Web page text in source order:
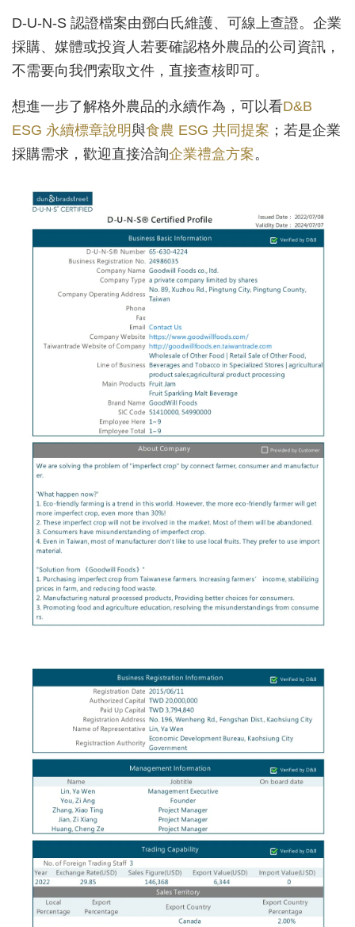
D-U-N-S 認證檔案由鄧白氏維護、可線上查證。企業
採購、媒體或投資人若要確認格外農品的公司資訊，
不需要向我們索取文件，直接查核即可。
想進一步了解格外農品的永續作為，可以看D&B
ESG 永續標章說明與食農 ESG 共同提案 ；若是企業
採購需求，歡迎直接洽詢企業禮盒方案。